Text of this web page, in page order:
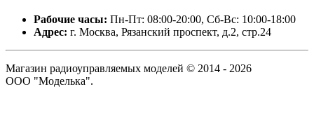
Рабочие часы: Пн-Пт: 08:00-20:00, Сб-Вс: 10:00-18:00
Адрес: г. Москва, Рязанский проспект, д.2, стр.24
Магазин радиоуправляемых моделей © 2014 - 2026
ООО "Моделька".